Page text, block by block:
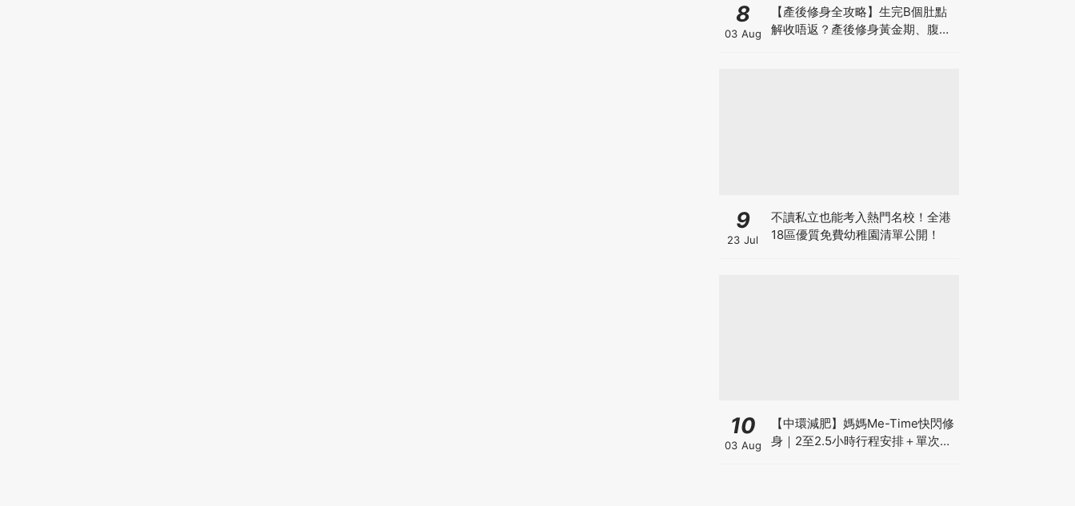
8
03 Aug
【產後修身全攻略】生完B個肚點
解收唔返？產後修身黃金期、腹直
9
23 Jul
不讀私立也能考入熱門名校！全港
18區優質免費幼稚園清單公開！
10
03 Aug
【中環減肥】媽媽Me-Time快閃修
身｜2至2.5小時行程安排＋單次收